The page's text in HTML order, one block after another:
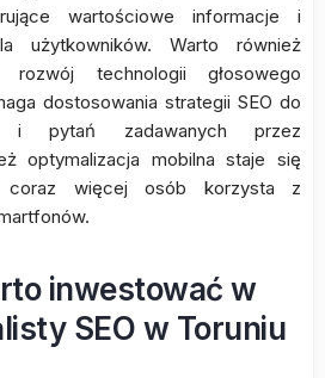
wartościowe informacje i
użytkowników. Warto również
technologii głosowego
dostosowania strategii SEO do
i pytań zadawanych przez
optymalizacja mobilna staje się
coraz więcej osób korzysta z
inwestować w
SEO w Toruniu